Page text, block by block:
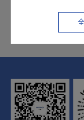
产品外观图